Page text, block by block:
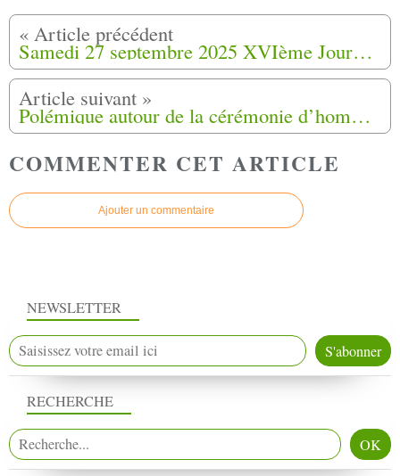
Samedi 27 septembre 2025 XVIème Journée d'étude à Ongles (04)
Polémique autour de la cérémonie d’hommage aux harkis à Pertuis (84)
COMMENTER CET ARTICLE
Ajouter un commentaire
NEWSLETTER
RECHERCHE